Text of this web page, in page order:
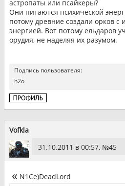
астропаты или псайкеры?
Они питаются психической
потому древние создали орков с
энергией. Вот потому ельдаров
орудия, не наделяя их разумом.
Подпись пользователя:
h2o
Vofkla
31.10.2011 в 00:57, №45
N1Ce)DeadLord